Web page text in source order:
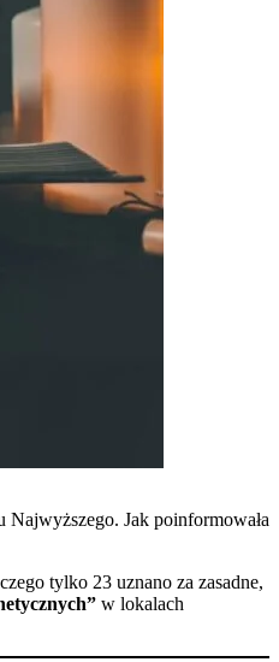
Najwyższego. Jak poinformowała
tylko 23 uznano za zasadne,
w lokalach